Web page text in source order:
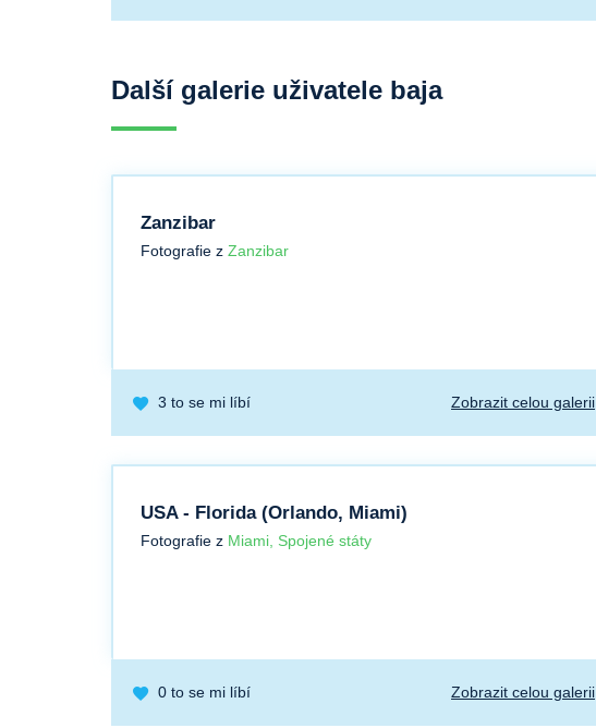
Další galerie uživatele baja
Zanzibar
Fotografie z Zanzibar
3 to se mi líbí Zobrazit celou galerii
USA - Florida (Orlando, Miami)
Fotografie z Miami, Spojené státy
0 to se mi líbí Zobrazit celou galerii